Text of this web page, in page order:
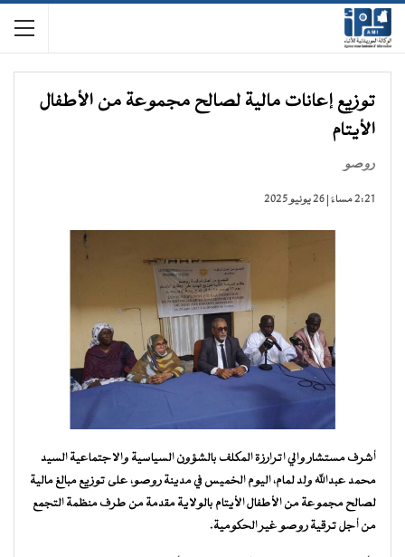
توزيع إعانات مالية لصالح مجموعة من الأطفال
الأيتام
روصو
2:21 مساءً | 26 يونيو 2025
أشرف مستشار والي اترارزة المكلف بالشؤون السياسية والاجتماعية السيد
محمد عبدالله ولد لمام، اليوم الخميس في مدينة روصو، على توزيع مبالغ مالية
لصالح مجموعة من الأطفال الأيتام بالولاية مقدمة من طرف منظمة التجمع
من أجل ترقية روصو غير الحكومية.